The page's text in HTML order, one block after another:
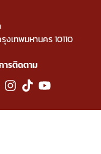
เทพมหานคร 10110
ารติดตาม